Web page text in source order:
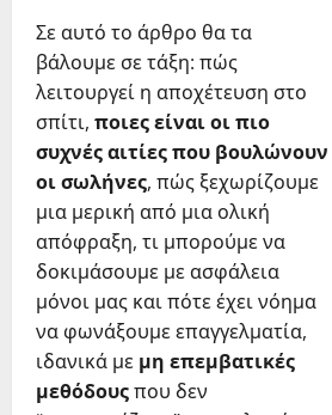
Σε αυτό το άρθρο θα τα
βάλουμε σε τάξη: πώς
λειτουργεί η αποχέτευση στο
σπίτι, ποιες είναι οι πιο
συχνές αιτίες που βουλώνουν
οι σωλήνες, πώς ξεχωρίζουμε
μια μερική από μια ολική
απόφραξη, τι μπορούμε να
δοκιμάσουμε με ασφάλεια
μόνοι μας και πότε έχει νόημα
να φωνάξουμε επαγγελματία,
ιδανικά με μη επεμβατικές
μεθόδουςπου δεν